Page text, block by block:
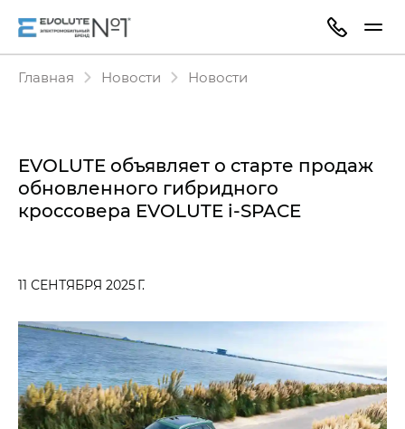
Главная Новости Новости
EVOLUTE объявляет о старте продаж
обновленного гибридного
кроссовера EVOLUTE i‑SPACE
11 СЕНТЯБРЯ 2025 Г.